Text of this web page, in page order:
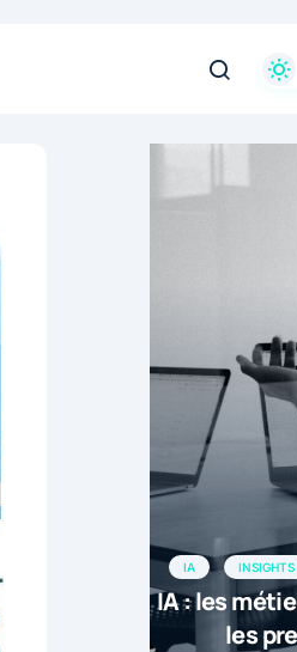
IA INSIGHTS
IA : les
les